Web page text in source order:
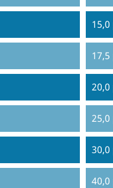
17,5
20,0
25,0
30,0
40,0